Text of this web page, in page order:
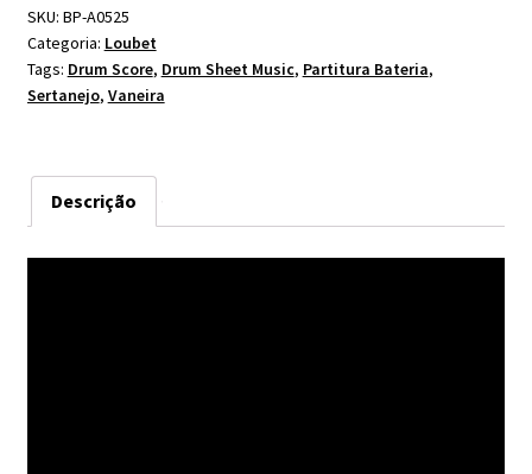
-
Loubet
quantidade
SKU: BP-A0525
Categoria: Loubet
Tags: Drum Score, Drum Sheet Music, Partitura Bateria,
Sertanejo, Vaneira
Descrição